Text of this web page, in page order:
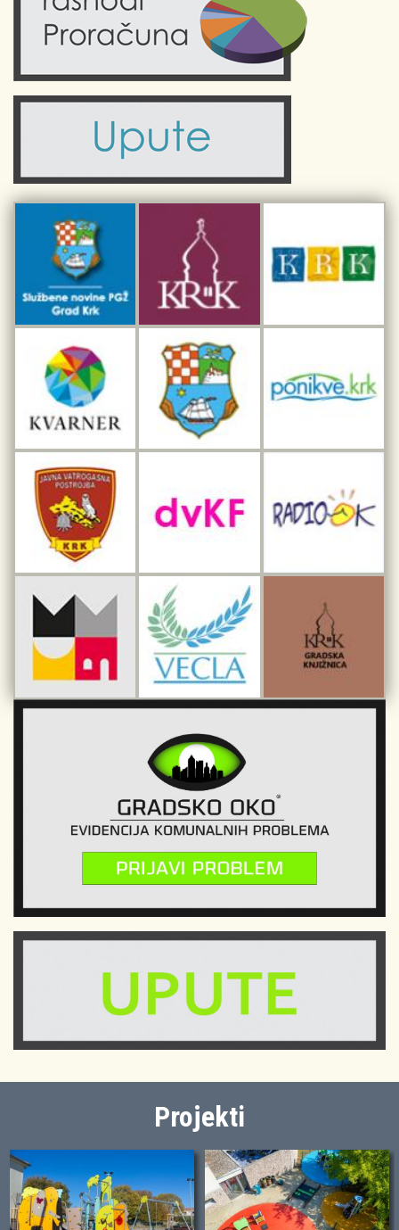
Obrazovanje
Komunalne usluge
Civilni sektor (arhiva udruga)
Sport i rekreacija
Kalendar događanja
Turistička zajednica otoka Krka
Kulturno-turistička ruta Putovima Frankopana
Dar iz Krka
Interpretacijski centar pomorske baštine
Projekti